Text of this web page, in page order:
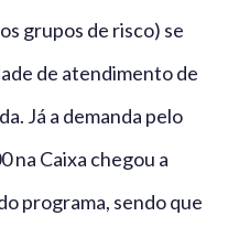
grupos de risco) se
de atendimento de
Já a demanda pelo
na Caixa chegou a
programa, sendo que